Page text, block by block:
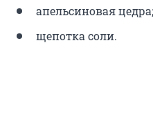
апельсиновая цедра;
щепотка соли.